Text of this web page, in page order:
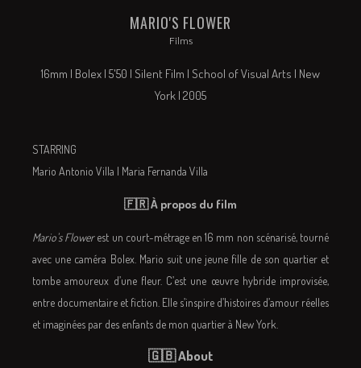
MARIO'S FLOWER
Films
16mm | Bolex | 5'50 | Silent Film | School of Visual Arts | New
York | 2005
STARRING
Mario Antonio Villa | Maria Fernanda Villa
🇫🇷 À propos du film
Mario's Flowerest un court-métrage en 16 mm non scénarisé, tourné
avec une caméra Bolex. Mario suit une jeune fille de son quartier et
tombe amoureux d’une fleur. C’est une œuvre hybride improvisée,
entre documentaire et fiction. Elle s’inspire d’histoires d’amour réelles
et imaginées par des enfants de mon quartier à New York.
🇬🇧 About